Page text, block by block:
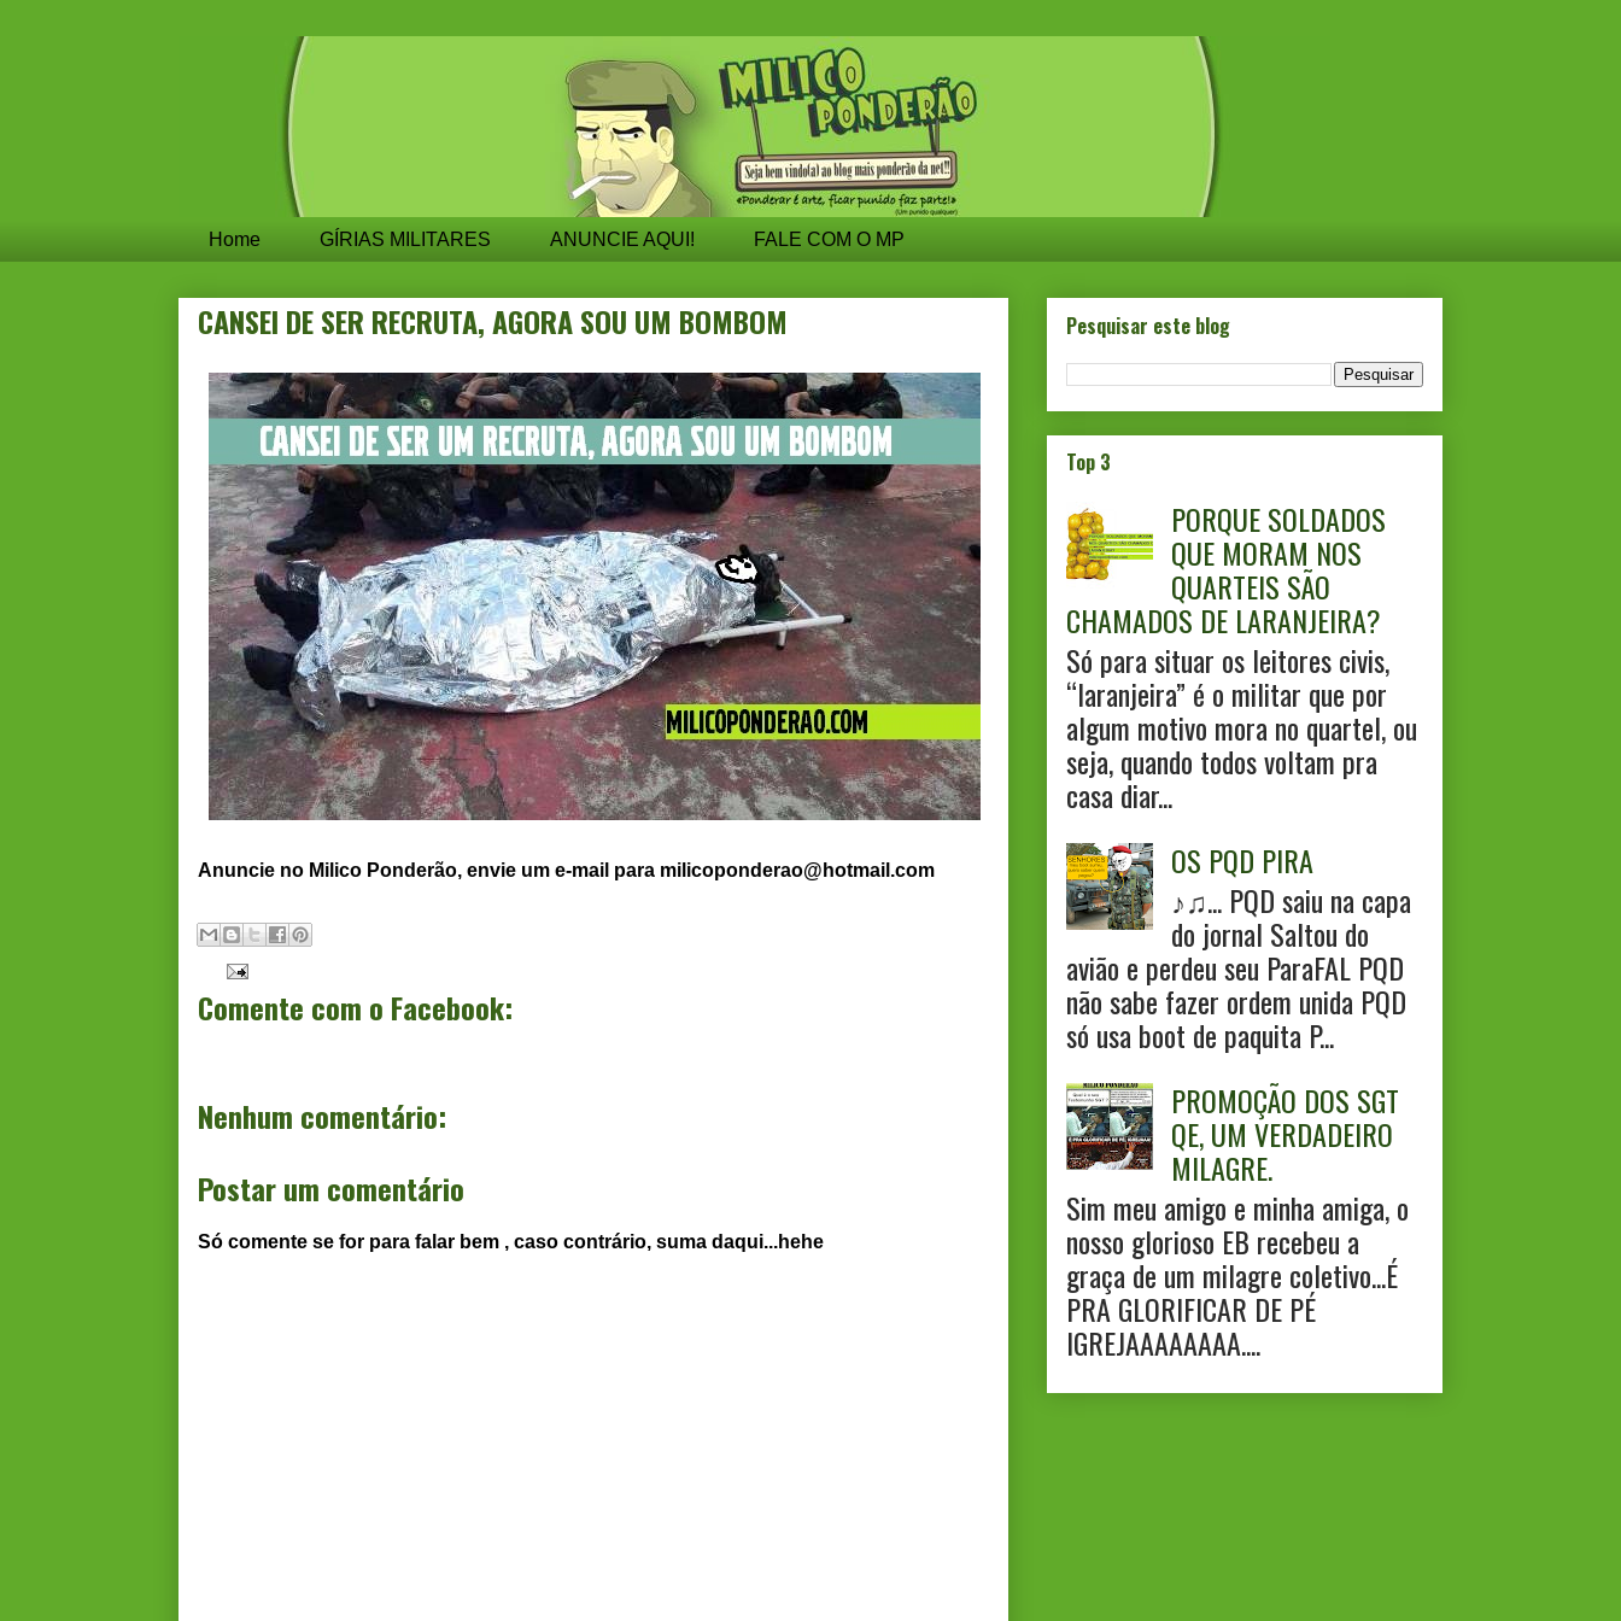
Home GÍRIAS MILITARES ANUNCIE AQUI! FALE COM O MP
CANSEI DE SER RECRUTA, AGORA SOU UM BOMBOM
Anuncie no Milico Ponderão, envie um e-mail para milicoponderao@hotmail.com
Comente com o Facebook:
Nenhum comentário:
Postar um comentário
Só comente se for para falar bem , caso contrário, suma daqui...hehe
Pesquisar este blog
Top 3
PORQUE SOLDADOS
QUE MORAM NOS
QUARTEIS SÃO
CHAMADOS DE LARANJEIRA?
Só para situar os leitores civis,
“laranjeira” é o militar que por
algum motivo mora no quartel, ou
seja, quando todos voltam pra
casa diar...
OS PQD PIRA
♪♫... PQD saiu na capa
do jornal Saltou do
avião e perdeu seu ParaFAL PQD
não sabe fazer ordem unida PQD
só usa boot de paquita P...
PROMOÇÃO DOS SGT
QE, UM VERDADEIRO
MILAGRE.
Sim meu amigo e minha amiga, o
nosso glorioso EB recebeu a
graça de um milagre coletivo...É
PRA GLORIFICAR DE PÉ
IGREJAAAAAAAA....